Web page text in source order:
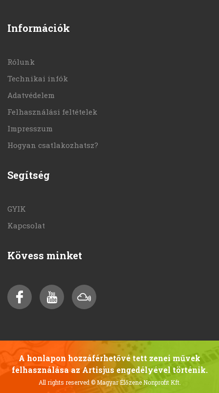
Információk
Rólunk
Technikai infók
Adatvédelem
Felhasználási feltételek
Impresszum
Hogyan csatlakozhatsz?
Segítség
GYIK
Kapcsolat
Kövess minket
A honlapon hozzáférhetővé tett zenei művek
felhasználása az Artisjus engedélyével történik.
All rights reserved© Magyar Élőzene Nonprofit Kft.